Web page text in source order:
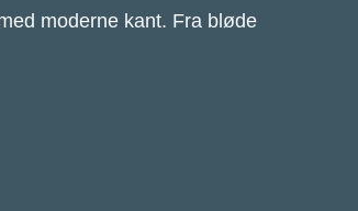
moderne kant. Fra bløde